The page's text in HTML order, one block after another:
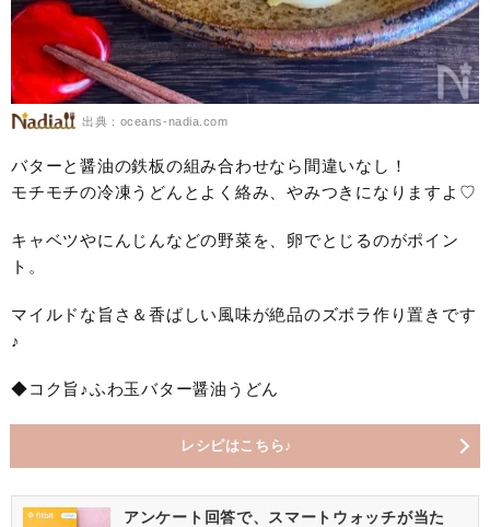
出典：oceans-nadia.com
バターと醤油の鉄板の組み合わせなら間違いなし！
モチモチの冷凍うどんとよく絡み、やみつきになりますよ♡
キャベツやにんじんなどの野菜を、卵でとじるのがポイン
ト。
マイルドな旨さ＆香ばしい風味が絶品のズボラ作り置きです
♪
◆コク旨♪ふわ玉バター醤油うどん
レシピはこちら♪
アンケート回答で、スマートウォッチが当た